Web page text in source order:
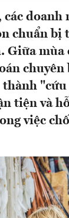
các doanh
chuẩn bị
Giữa mùa
chuyên
"cứu
tiện và
việc